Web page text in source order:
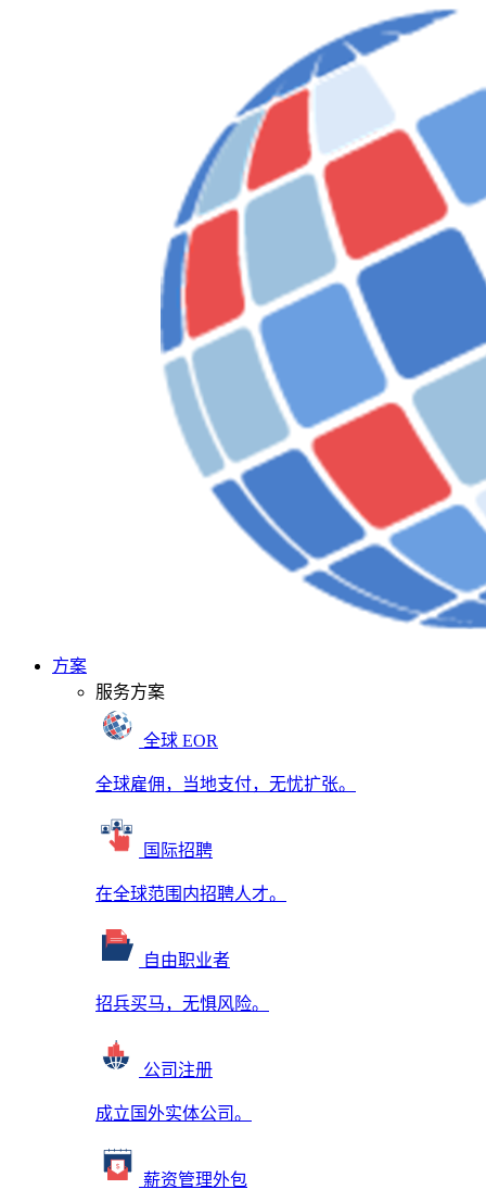
方案
服务方案
全球 EOR
全球雇佣，当地支付，无忧扩张。
国际招聘
在全球范围内招聘人才。
自由职业者
招兵买马，无惧风险。
公司注册
成立国外实体公司。
薪资管理外包